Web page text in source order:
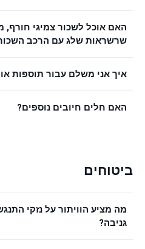
האם אוכל לשכור צמיגי חורף,
שרשראות שלג עם הרכב
איך אני משלם עבור תוספות
האם חלים חיובים נוספים?
ביטוחים
מה מציע הוויתור על נזקי
גניבה?